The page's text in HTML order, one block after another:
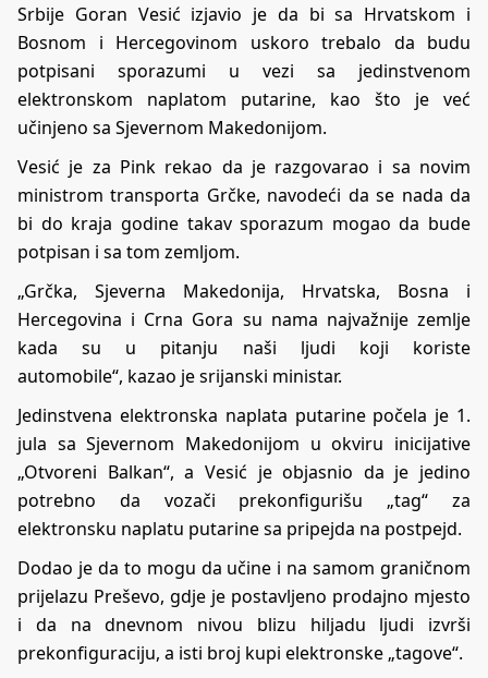
Srbije Goran Vesić izjavio je da bi sa Hrvatskom i
Bosnom i Hercegovinom uskoro trebalo da budu
potpisani sporazumi u vezi sa jedinstvenom
elektronskom naplatom putarine, kao što je već
učinjeno sa Sjevernom Makedonijom.
Vesić je za Pink rekao da je razgovarao i sa novim
ministrom transporta Grčke, navodeći da se nada da
bi do kraja godine takav sporazum mogao da bude
potpisan i sa tom zemljom.
„Grčka, Sjeverna Makedonija, Hrvatska, Bosna i
Hercegovina i Crna Gora su nama najvažnije zemlje
kada su u pitanju naši ljudi koji koriste
automobile“, kazao je srijanski ministar.
Jedinstvena elektronska naplata putarine počela je 1.
jula sa Sjevernom Makedonijom u okviru inicijative
„Otvoreni Balkan“, a Vesić je objasnio da je jedino
potrebno da vozači prekonfigurišu „tag“ za
elektronsku naplatu putarine sa pripejda na postpejd.
Dodao je da to mogu da učine i na samom graničnom
prijelazu Preševo, gdje je postavljeno prodajno mjesto
i da na dnevnom nivou blizu hiljadu ljudi izvrši
prekonfiguraciju, a isti broj kupi elektronske „tagove“.